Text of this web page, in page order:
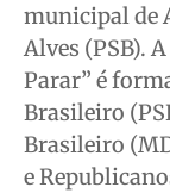
municipal de
Alves (PSB).
Parar” é
Brasileiro
Brasileiro
e